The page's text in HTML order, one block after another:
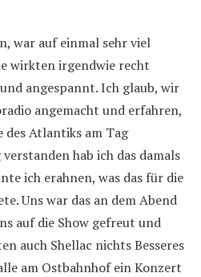
war auf einmal sehr viel
wirkten irgendwie recht
angespannt. Ich glaub, wir
angemacht und erfahren,
des Atlantiks am Tag
hab ich das damals
ich erahnen, was das für die
Uns war das an dem Abend
auf die Show gefreut und
auch Shellac nichts Besseres
am Ostbahnhof ein Konzert